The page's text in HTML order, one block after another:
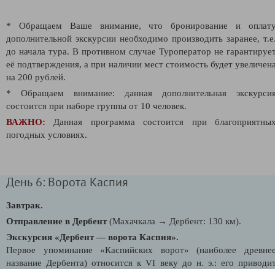
* Обращаем Ваше внимание, что бронирование и
дополнительной экскурсии необходимо производить заранее,
до начала тура. В противном случае Туроператор не
её подтверждения, а при наличии мест стоимость будет
на 200 рублей.
* Обращаем внимание: данная дополнительная
состоится при наборе группы от 10 человек.
ВАЖНО: Данная программа состоится при
погодных условиях.
День 6: Ворота Каспия
Завтрак.
Отправление в Дербент(Махачкала → Дербент: 130 км).
Экскурсия «Дербент — ворота Каспия».
Первое упоминание «Каспийских ворот» (наиболее
название Дербента) относится к VI веку до н. э.: его